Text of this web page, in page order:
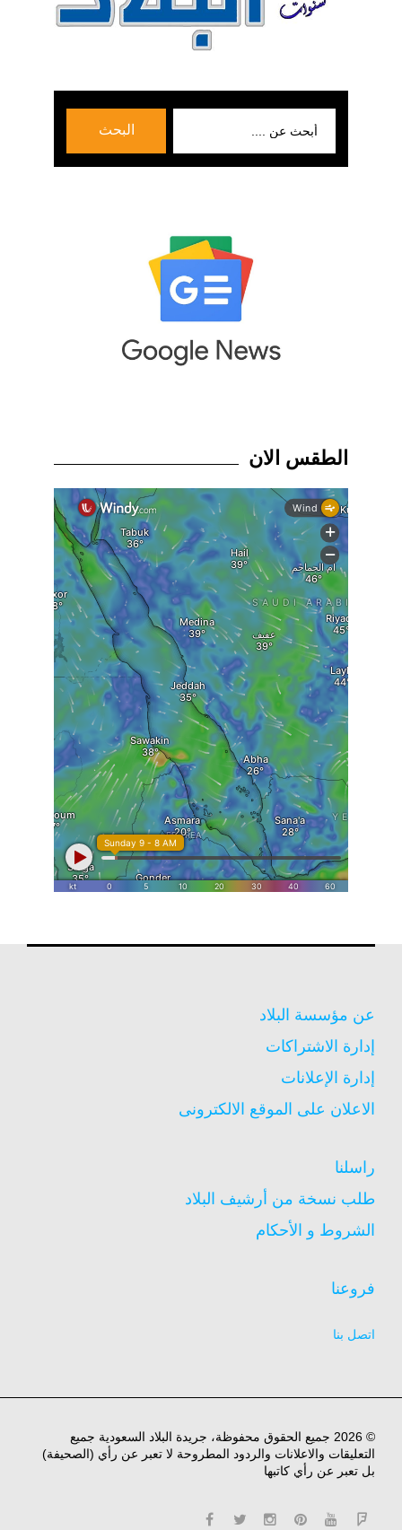
البحث
الطقس الان
عن مؤسسة البلاد
إدارة الاشتراكات
إدارة الإعلانات
الاعلان على الموقع الالكترونى
راسلنا
طلب نسخة من أرشيف البلاد
الشروط و الأحكام
فروعنا
اتصل بنا
© 2026 جميع الحقوق محفوظة، جريدة البلاد السعودية جميع
التعليقات والاعلانات والردود المطروحة لا تعبر عن رأي (الصحيفة)
بل تعبر عن رأي كاتبها